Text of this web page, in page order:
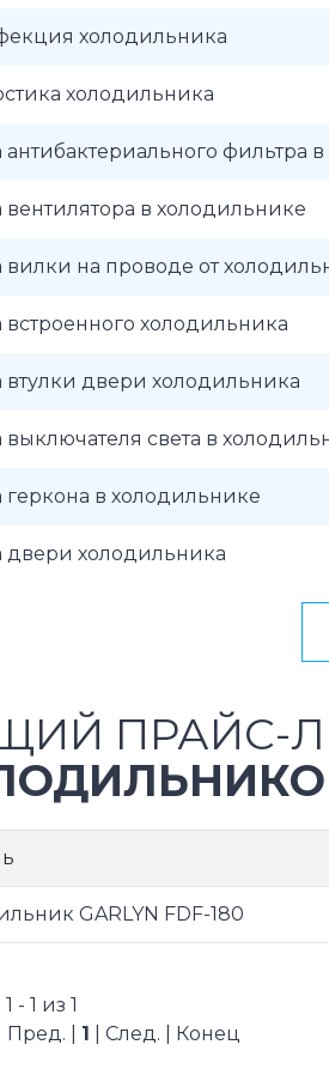
холодильника
холодильника
антибактериального фильтра
вентилятора в холодильнике
вилки на проводе от
встроенного холодильника
втулки двери холодильника
выключателя света в
геркона в холодильнике
двери холодильника
ПРАЙС-
GARLYN FDF-180
- 1 из 1
Пред. | 1 | След. | Конец